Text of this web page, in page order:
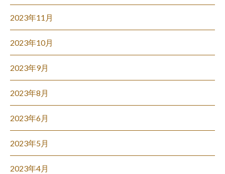
2023年11月
2023年10月
2023年9月
2023年8月
2023年6月
2023年5月
2023年4月